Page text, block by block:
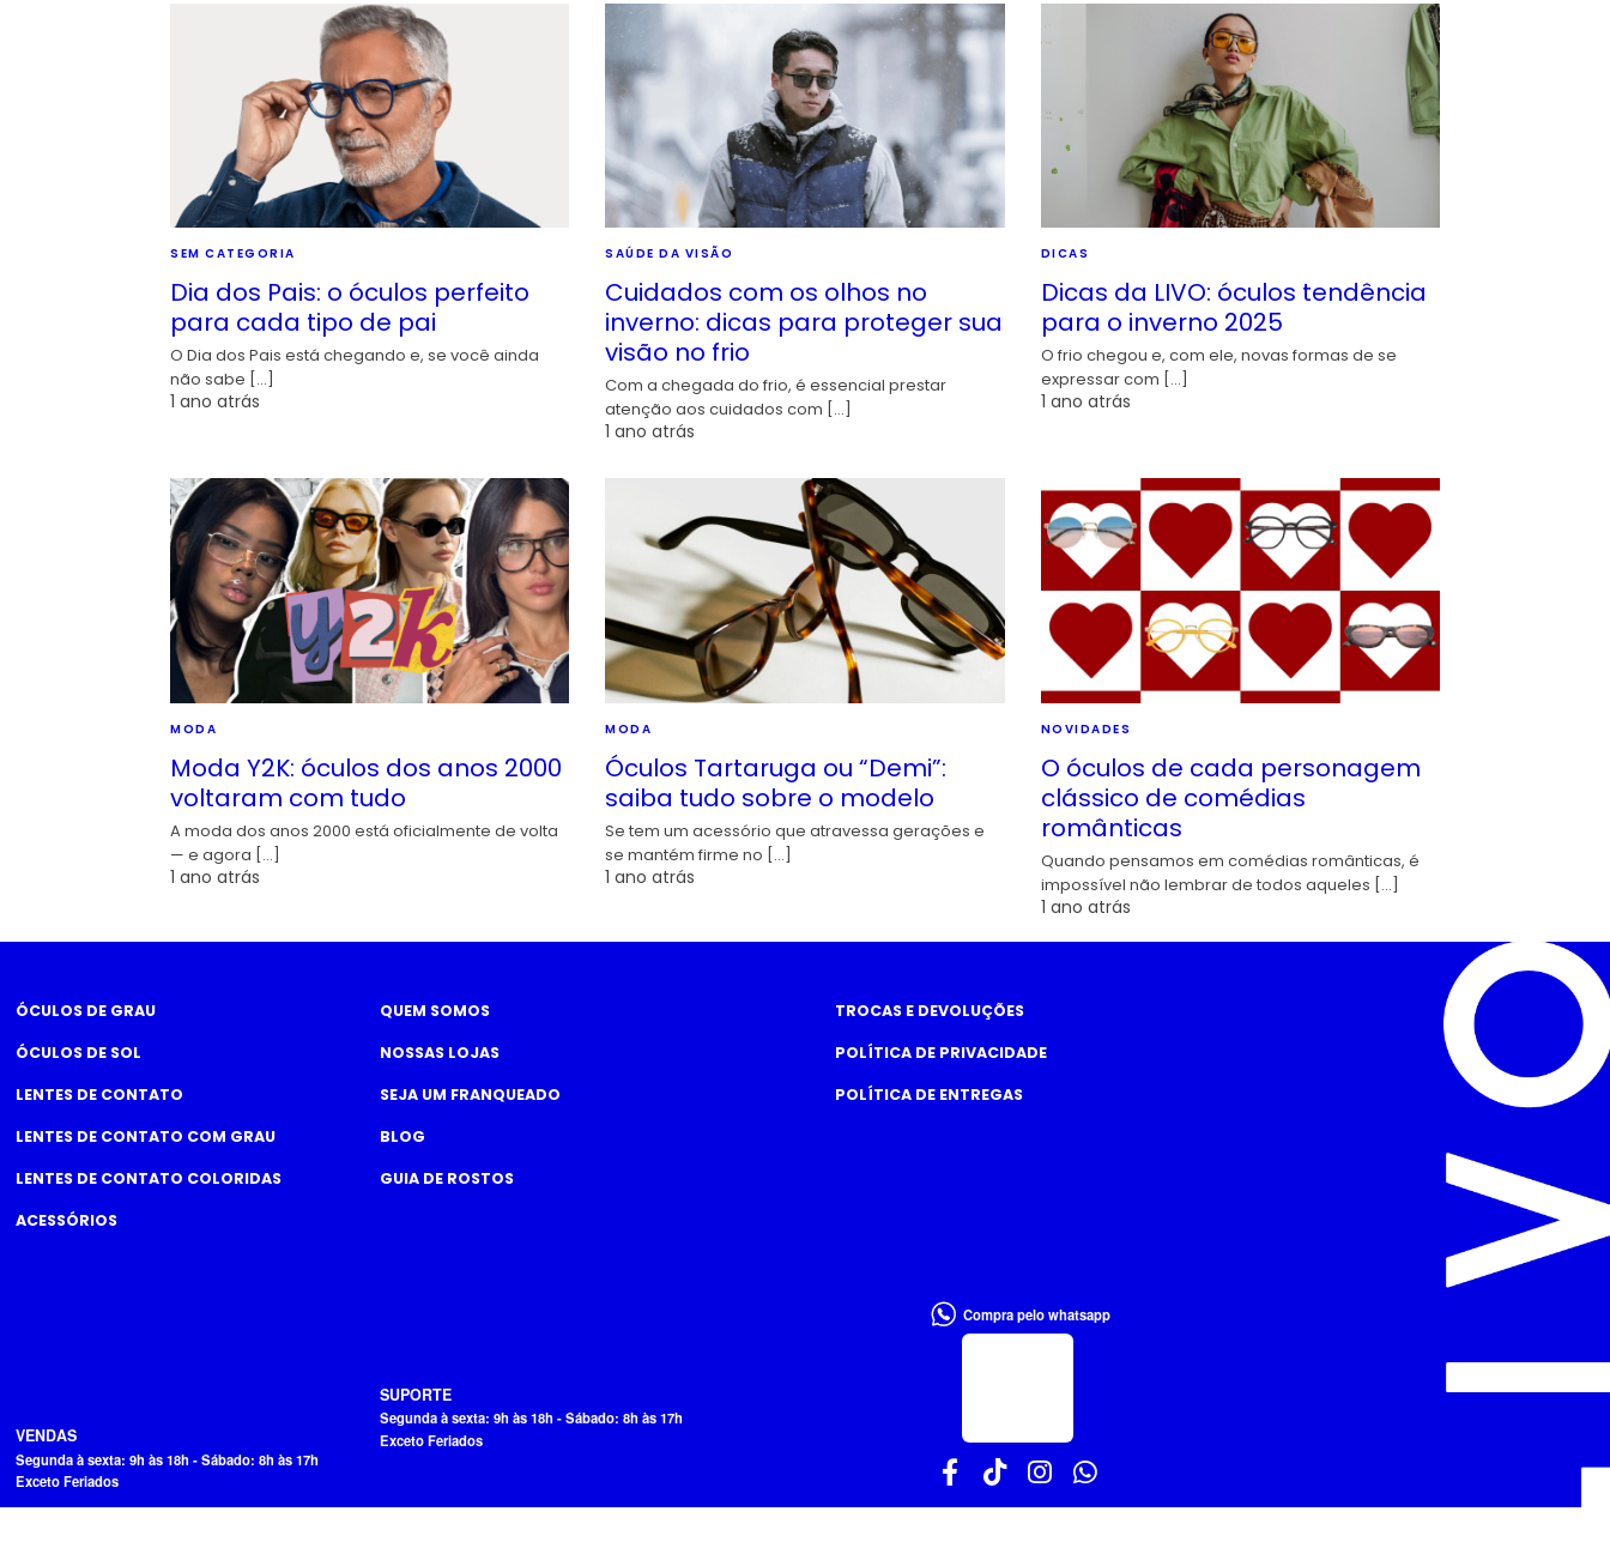
SEM CATEGORIA
Dia dos Pais: o óculos perfeito
para cada tipo de pai
O Dia dos Pais está chegando e, se você ainda
não sabe […]
1 ano atrás
SAÚDE DA VISÃO
Cuidados com os olhos no
inverno: dicas para proteger sua
visão no frio
Com a chegada do frio, é essencial prestar
atenção aos cuidados com […]
1 ano atrás
DICAS
Dicas da LIVO: óculos tendência
para o inverno 2025
O frio chegou e, com ele, novas formas de se
expressar com […]
1 ano atrás
MODA
Moda Y2K: óculos dos anos 2000
voltaram com tudo
A moda dos anos 2000 está oficialmente de volta
— e agora […]
1 ano atrás
MODA
Óculos Tartaruga ou “Demi”:
saiba tudo sobre o modelo
Se tem um acessório que atravessa gerações e
se mantém firme no […]
1 ano atrás
NOVIDADES
O óculos de cada personagem
clássico de comédias
românticas
Quando pensamos em comédias românticas, é
impossível não lembrar de todos aqueles […]
1 ano atrás
ÓCULOS DE GRAU
ÓCULOS DE SOL
LENTES DE CONTATO
LENTES DE CONTATO COM GRAU
LENTES DE CONTATO COLORIDAS
ACESSÓRIOS
VENDAS
Segunda à sexta: 9h às 18h - Sábado: 8h às 17h
Exceto Feriados
QUEM SOMOS
NOSSAS LOJAS
SEJA UM FRANQUEADO
BLOG
GUIA DE ROSTOS
SUPORTE
Segunda à sexta: 9h às 18h - Sábado: 8h às 17h
Exceto Feriados
TROCAS E DEVOLUÇÕES
POLÍTICA DE PRIVACIDADE
POLÍTICA DE ENTREGAS
Compra pelo whatsapp